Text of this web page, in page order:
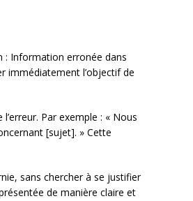
: Information erronée dans
immédiatement l’objectif de
l’erreur. Par exemple : « Nous
[sujet]. » Cette
sans chercher à se justifier
de manière claire et